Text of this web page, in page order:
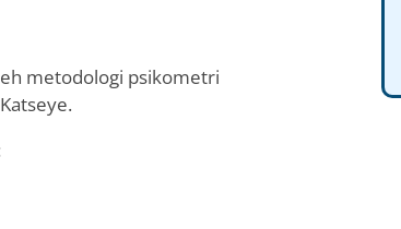
metodologi psikometri